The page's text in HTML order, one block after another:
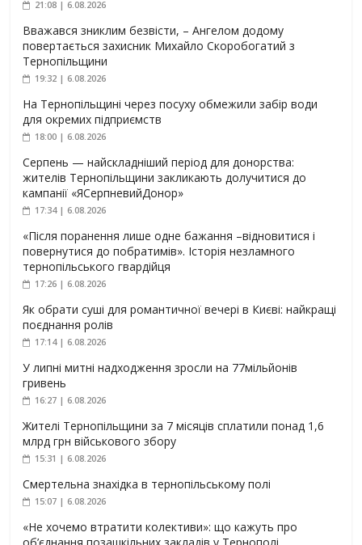
21:08 | 6.08.2026
Вважався зниклим безвісти, – Ангелом додому
повертається захисник Михайло Скоробогатий з
Тернопільщини
19:32 | 6.08.2026
На Тернопільщині через посуху обмежили забір води
для окремих підприємств
18:00 | 6.08.2026
Серпень — найскладніший період для донорства:
жителів Тернопільщини закликають долучитися до
кампанії «ЯСерпневийДонор»
17:34 | 6.08.2026
«Після поранення лише одне бажання –відновитися і
повернутися до побратимів». Історія незламного
тернопільського гвардійця
17:26 | 6.08.2026
Як обрати суші для романтичної вечері в Києві: найкращі
поєднання ролів
17:14 | 6.08.2026
У липні митні надходження зросли на 77мільйонів
гривень
16:27 | 6.08.2026
Жителі Тернопільщини за 7 місяців сплатили понад 1,6
млрд грн військового збору
15:31 | 6.08.2026
Смертельна знахідка в тернопільському полі
15:07 | 6.08.2026
«Не хочемо втратити колективи»: що кажуть про